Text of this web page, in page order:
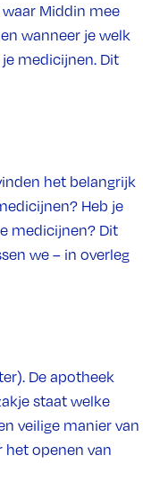
Middin mee
wanneer je welk
medicijnen. Dit
het belangrijk
Heb je
medicijnen? Dit
we – in overleg
De apotheek
staat welke
veilige manier van
het openen van